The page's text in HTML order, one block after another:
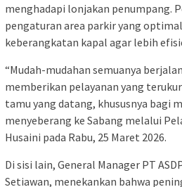
menghadapi lonjakan penumpang.
pengaturan area parkir yang
keberangkatan kapal agar lebih
“Mudah-mudahan semuanya
memberikan pelayanan yang
tamu yang datang, khususnya bagi
menyeberang ke Sabang melalui
Husaini pada Rabu, 25 Maret 2026.
Di sisi lain, General Manager PT
Setiawan, menekankan bahwa